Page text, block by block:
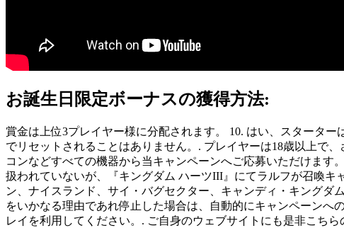
お誕生日限定ボーナスの獲得方法:
賞金は上位3プレイヤー様に分配されます。 10. はい、スタータ
でリセットされることはありません。. プレイヤーは18歳以上で
コンなどすべての機器から当キャンペーンへご応募いただけます。
扱われていないが、『キングダム ハーツIII』にてラルフが召喚
ン、ナイスランド、サイ・バグセクター、キャンディ・キングダ
をいかなる理由であれ停止した場合は、自動的にキャンペーン
レイを利用してください。. ご自身のウェブサイトにも是非こち